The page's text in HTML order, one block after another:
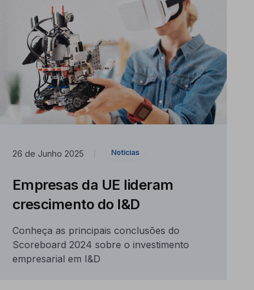
26 de Junho 2025 Notícias
Empresas da UE lideram
crescimento do I&D
Conheça as principais conclusões do
Scoreboard 2024 sobre o investimento
empresarial em I&D